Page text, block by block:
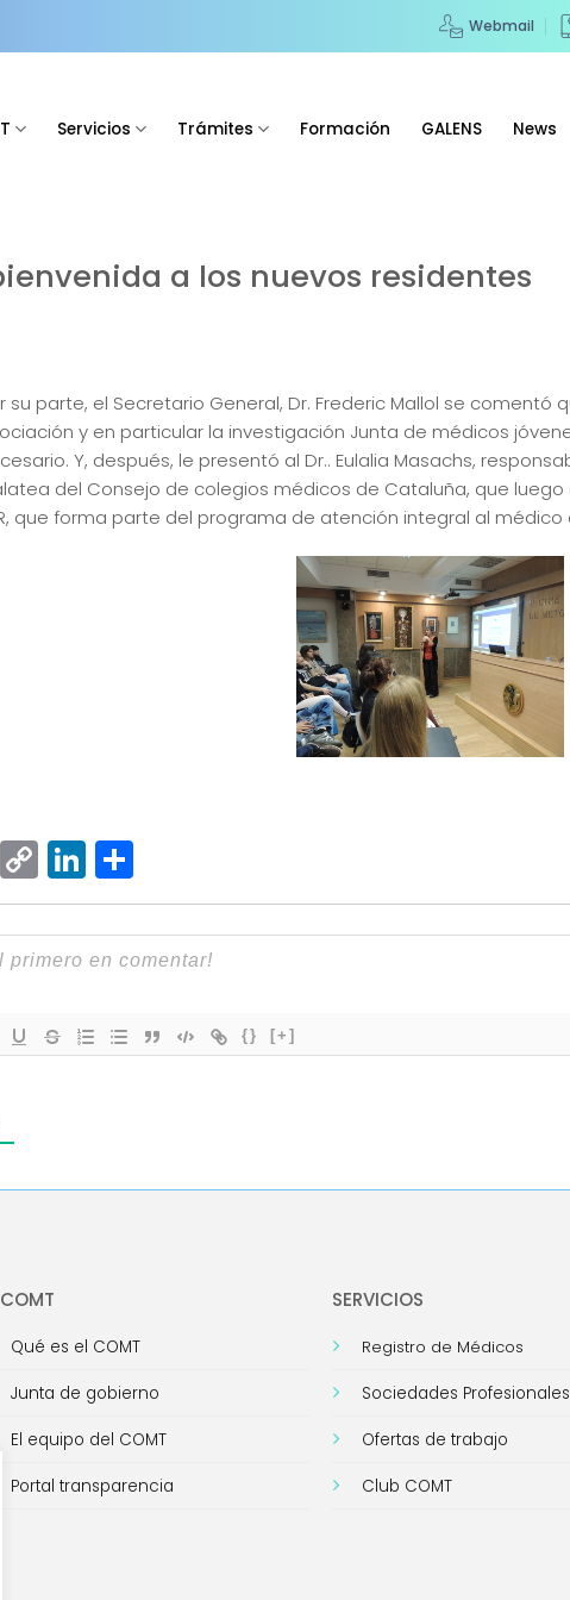
Webmail
Servicios Trámites Formación GALENS News
a los nuevos residentes
su parte, el Secretario General, Dr. Frederic Mallol se comentó
y en particular la investigación Junta de médicos
Y, después, le presentó al Dr.. Eulalia Masachs,
del Consejo de colegios médicos de Cataluña, que
que forma parte del programa de atención integral al médico
Copy
Link
LinkedIn
Compartir
{} [+]
Qué es el COMT
Junta de gobierno
El equipo del COMT
Portal transparencia
SERVICIOS
Registro de Médicos
Sociedades Profesionales
Ofertas de trabajo
Club COMT